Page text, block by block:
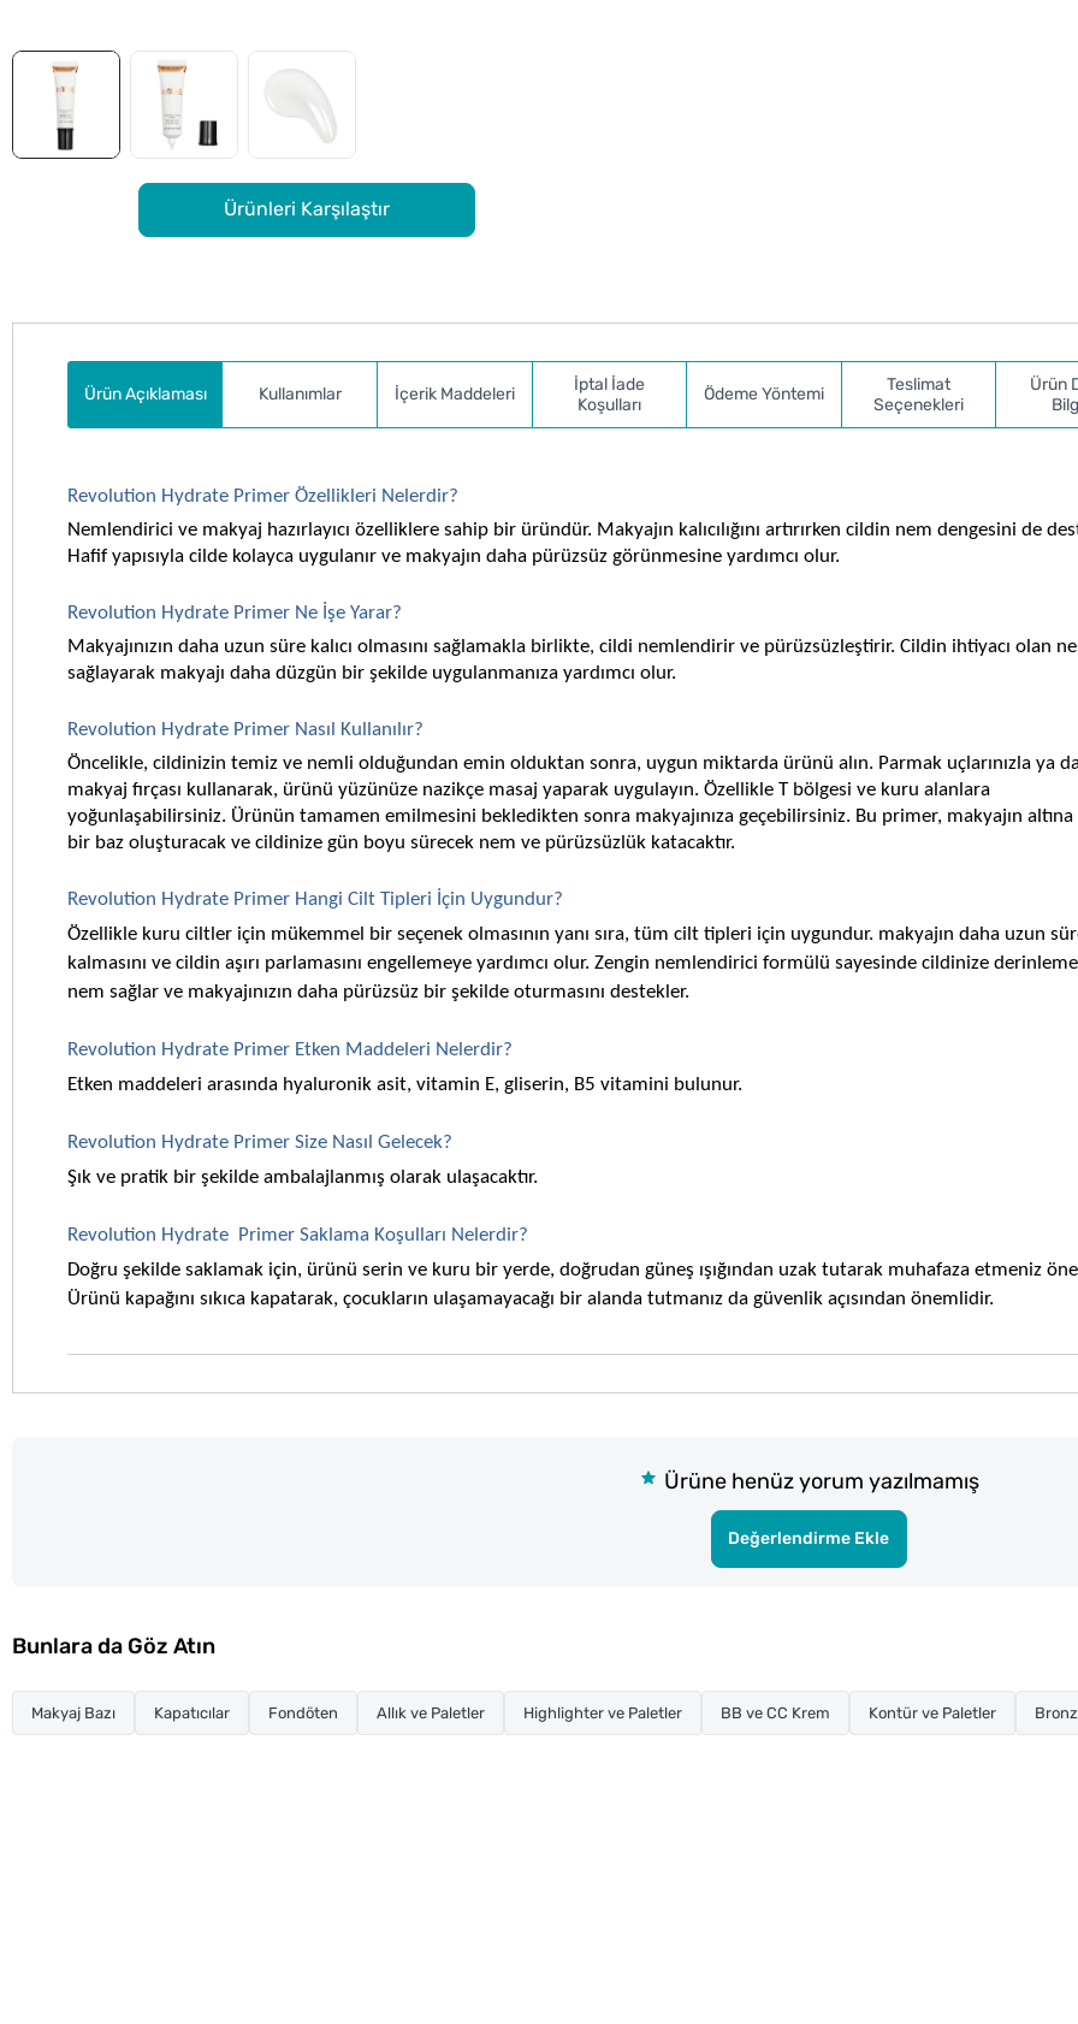
Ürünleri Karşılaştır
Ürün Açıklaması
Kullanımlar İçerik Maddeleri
İptal İade
Koşulları
Ödeme Yöntemi
Teslimat
Seçenekleri
Ürün
Revolution Hydrate Primer Özellikleri Nelerdir?
Nemlendirici ve makyaj hazırlayıcı özelliklere sahip bir üründür. Makyajın kalıcılığını artırırken cildin nem dengesini de
Hafif yapısıyla cilde kolayca uygulanır ve makyajın daha pürüzsüz görünmesine yardımcı olur.
Revolution Hydrate Primer Ne İşe Yarar?
Makyajınızın daha uzun süre kalıcı olmasını sağlamakla birlikte, cildi nemlendirir ve pürüzsüzleştirir. Cildin ihtiyacı olan
sağlayarak makyajı daha düzgün bir şekilde uygulanmanıza yardımcı olur.
Revolution Hydrate Primer Nasıl Kullanılır?
Öncelikle, cildinizin temiz ve nemli olduğundan emin olduktan sonra, uygun miktarda ürünü alın. Parmak uçlarınızla ya
makyaj fırçası kullanarak, ürünü yüzünüze nazikçe masaj yaparak uygulayın. Özellikle T bölgesi ve kuru alanlara
yoğunlaşabilirsiniz. Ürünün tamamen emilmesini bekledikten sonra makyajınıza geçebilirsiniz. Bu primer, makyajın
bir baz oluşturacak ve cildinize gün boyu sürecek nem ve pürüzsüzlük katacaktır.
Revolution Hydrate Primer Hangi Cilt Tipleri İçin Uygundur?
Özellikle kuru ciltler için mükemmel bir seçenek olmasının yanı sıra, tüm cilt tipleri için uygundur. makyajın daha uzun
kalmasını ve cildin aşırı parlamasını engellemeye yardımcı olur. Zengin nemlendirici formülü sayesinde cildinize
nem sağlar ve makyajınızın daha pürüzsüz bir şekilde oturmasını destekler.
Revolution Hydrate Primer Etken Maddeleri Nelerdir?
Etken maddeleri arasında hyaluronik asit, vitamin E, gliserin, B5 vitamini bulunur.
Revolution Hydrate Primer Size Nasıl Gelecek?
Şık ve pratik bir şekilde ambalajlanmış olarak ulaşacaktır.
Revolution Hydrate  Primer Saklama Koşulları Nelerdir?
Doğru şekilde saklamak için, ürünü serin ve kuru bir yerde, doğrudan güneş ışığından uzak tutarak muhafaza etmeniz
Ürünü kapağını sıkıca kapatarak, çocukların ulaşamayacağı bir alanda tutmanız da güvenlik açısından önemlidir.
Ürüne henüz yorum yazılmamış
Değerlendirme Ekle
Bunlara da Göz Atın
Makyaj Bazı Kapatıcılar Fondöten Allık ve Paletler Highlighter ve Paletler BB ve CC Krem Kontür ve Paletler